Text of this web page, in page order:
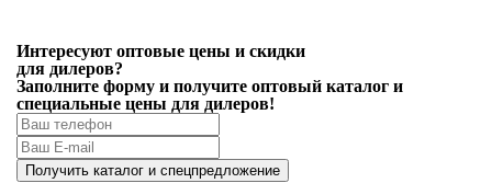
Интересуют оптовые цены и скидки
для дилеров?
Заполните форму и получите оптовый каталог и
специальные цены для дилеров!
Получить каталог и спецпредложение